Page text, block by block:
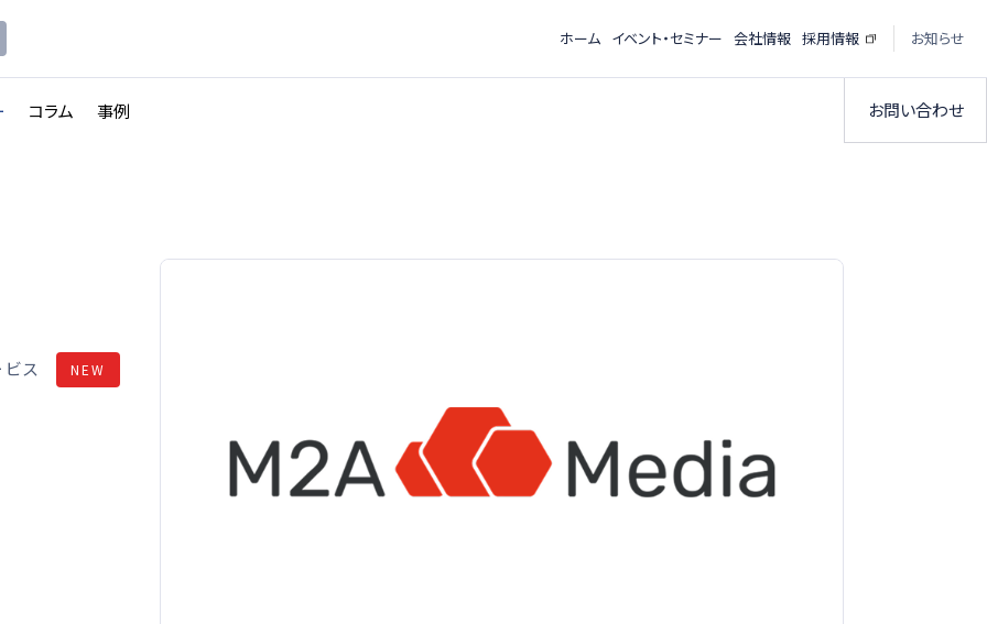
コラム 事例 お問い合わせ
ホーム イベント・セミナー 会社情報 採用情報 お知らせ
ス NEW